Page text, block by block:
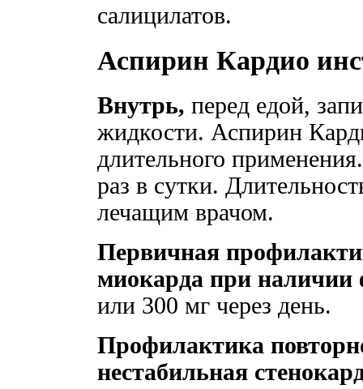
салицилатов.
Аспирин Кардио
Внутрь, перед едой,
жидкости. Аспирин
длительного
раз в сутки.
лечащим врачом.
Первичная
миокарда при наличии
или 300 мг через день.
Профилактика
нестабильная